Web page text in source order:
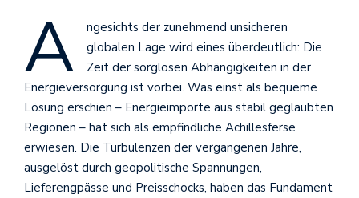
A
ngesichts der zunehmend unsicheren
globalen Lage wird eines überdeutlich: Die
Zeit der sorglosen Abhängigkeiten in der
Energieversorgung ist vorbei. Was einst als bequeme
Lösung erschien – Energieimporte aus stabil geglaubten
Regionen – hat sich als empfindliche Achillesferse
erwiesen. Die Turbulenzen der vergangenen Jahre,
ausgelöst durch geopolitische Spannungen,
Lieferengpässe und Preisschocks, haben das Fundament